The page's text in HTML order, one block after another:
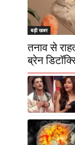
बड़ी खबर
तनाव से
ब्रेन